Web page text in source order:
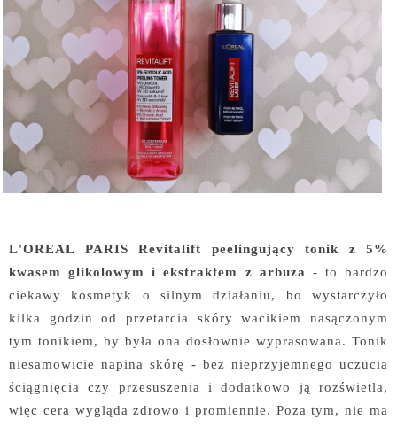
L'OREAL PARIS Revitalift peelingujący tonik z 5%
kwasem glikolowym i ekstraktem z arbuza - to bardzo
ciekawy kosmetyk o silnym działaniu, bo wystarczyło
kilka godzin od przetarcia skóry wacikiem nasączonym
tym tonikiem, by była ona dosłownie wyprasowana. Tonik
niesamowicie napina skórę - bez nieprzyjemnego uczucia
ściągnięcia czy przesuszenia i dodatkowo ją rozświetla,
więc cera wygląda zdrowo i promiennie. Poza tym, nie ma